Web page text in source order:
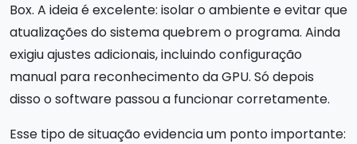
Box. A ideia é excelente: isolar o ambiente e evitar que
atualizações do sistema quebrem o programa. Ainda
exigiu ajustes adicionais, incluindo configuração
manual para reconhecimento da GPU. Só depois
disso o software passou a funcionar corretamente.
Esse tipo de situação evidencia um ponto importante: